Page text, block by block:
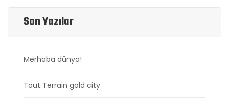
Son Yazılar
Merhaba dünya!
Tout Terrain gold city